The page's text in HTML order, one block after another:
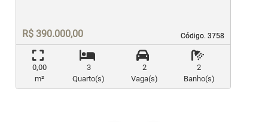
Código. 3758
Código. 3758
R$ 390.000,00
0,00
m²
3
Quarto(s)
2
Vaga(s)
2
Banho(s)